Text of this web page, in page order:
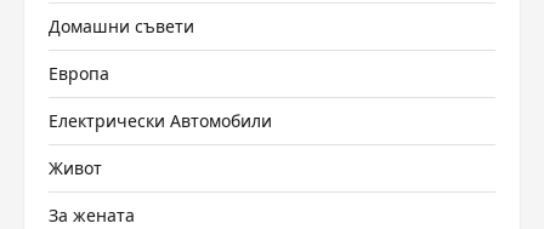
Домашни съвети
Европа
Електрически Автомобили
Живот
За жената